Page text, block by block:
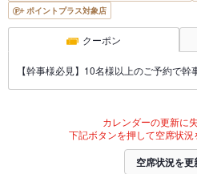
ポイントプラス対象店
クーポン
【幹事様必見】10名様以上のご予約で
カレンダーの更新に
下記ボタンを押して空席状況
空席状況を更